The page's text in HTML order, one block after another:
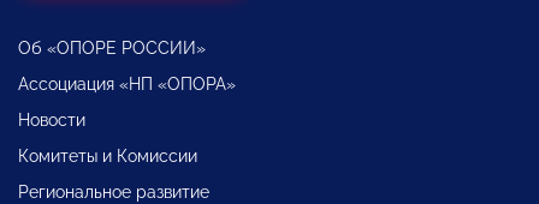
Об «ОПОРЕ РОССИИ»
Ассоциация «НП «ОПОРА»
Новости
Комитеты и Комиссии
Региональное развитие